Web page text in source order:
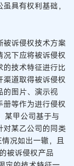
具有权利基础，
被诉侵权技术方案
况下应将被诉侵权
的技术特征进行比
渠道取得被诉侵权
的图片、演示视
册等作为进行侵权
某甲公司基于与
对某乙公司的同类
况如出一辙，且
被诉侵权产品